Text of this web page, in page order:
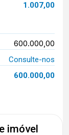
1.007,00
600.000,00
Consulte-nos
600.000,00
imóvel